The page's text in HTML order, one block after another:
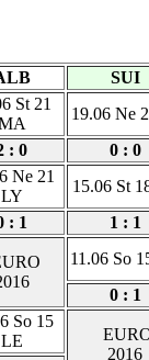
SUI
St 21
19.06 Ne
: 0 0 : 0
Ne 21
LY
15.06 St
: 1 1 : 1
11.06 So
0 : 1
So 15
LE
2016